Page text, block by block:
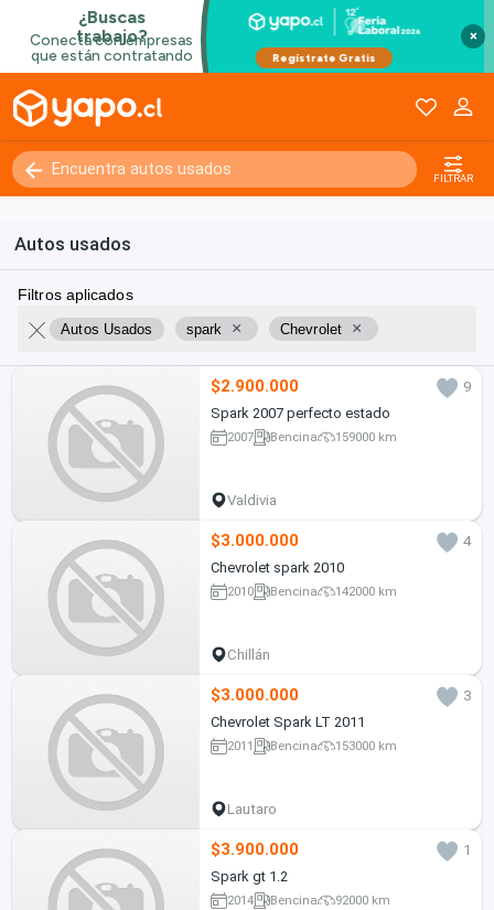
×
FILTRAR
Autos usados
Filtros aplicados
Autos Usados spark × Chevrolet ×
$2.900.000
9
Spark 2007 perfecto estado
2007 Bencina 159000 km
Valdivia
$3.000.000
4
Chevrolet spark 2010
2010 Bencina 142000 km
Chillán
$3.000.000
3
Chevrolet Spark LT 2011
2011 Bencina 153000 km
Lautaro
$3.900.000
1
Spark gt 1.2
2014 Bencina 92000 km